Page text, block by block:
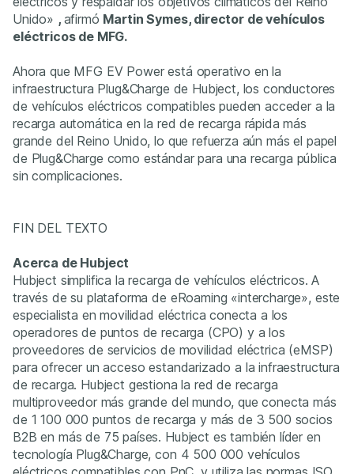
Unido» , afirmó Martin Symes, director de vehículos
eléctricos de MFG.
Ahora que MFG EV Power está operativo en la
infraestructura Plug&Charge de Hubject, los conductores
de vehículos eléctricos compatibles pueden acceder a la
recarga automática en la red de recarga rápida más
grande del Reino Unido, lo que refuerza aún más el papel
de Plug&Charge como estándar para una recarga pública
sin complicaciones.
FIN DEL TEXTO
Acerca de Hubject
Hubject simplifica la recarga de vehículos eléctricos. A
través de su plataforma de eRoaming «intercharge», este
especialista en movilidad eléctrica conecta a los
operadores de puntos de recarga (CPO) y a los
proveedores de servicios de movilidad eléctrica (eMSP)
para ofrecer un acceso estandarizado a la infraestructura
de recarga. Hubject gestiona la red de recarga
multiproveedor más grande del mundo, que conecta más
de 1 100 000 puntos de recarga y más de 3 500 socios
B2B en más de 75 países. Hubject es también líder en
tecnología Plug&Charge, con 4 500 000 vehículos